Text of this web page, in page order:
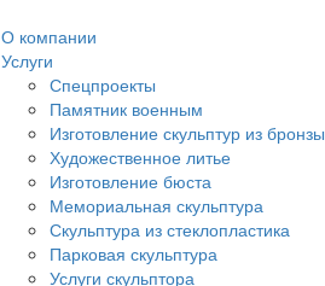
О компании
Услуги
Спецпроекты
Памятник военным
Изготовление скульптур из бронзы
Художественное литье
Изготовление бюста
Мемориальная скульптура
Скульптура из стеклопластика
Парковая скульптура
Услуги скульптора